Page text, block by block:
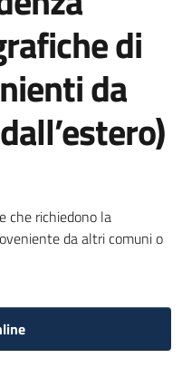
di
da
che richiedono la
da altri comuni o